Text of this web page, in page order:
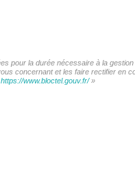
pour la durée nécessaire à la
concernant et les faire rectifier en
https://www.bloctel.gouv.fr/»